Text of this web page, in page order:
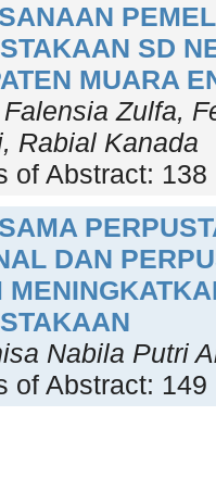
SD
MUARA
Zulfa,
Rabial Kanada
of Abstract:
DAN
Nabila Putri
of Abstract: